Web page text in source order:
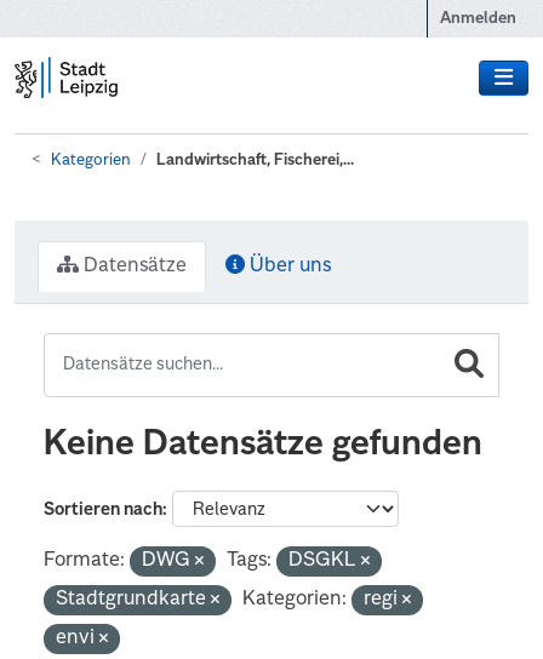
Anmelden
Kategorien Landwirtschaft, Fischerei,...
Datensätze Über uns
Keine Datensätze gefunden
Sortieren nach
Formate: DWG Tags:
DSGKL
Stadtgrundkarte
Kategorien:
regi
envi